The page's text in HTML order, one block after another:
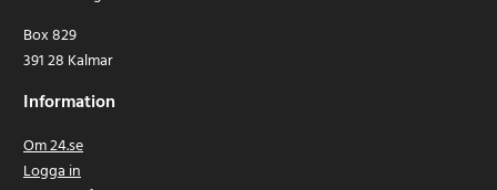
Box 829
391 28 Kalmar
Information
Om 24.se
Logga in